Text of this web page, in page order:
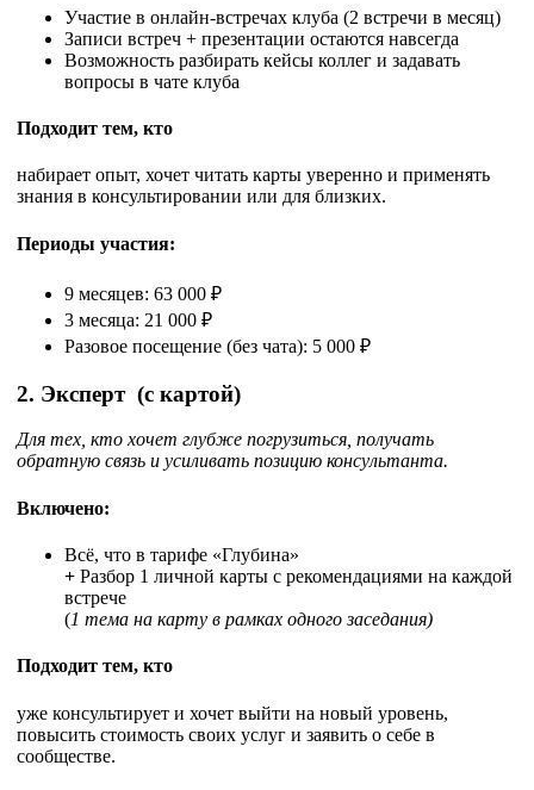
Участие в онлайн-встречах клуба (2 встречи в месяц)
Записи встреч + презентации остаются навсегда
Возможность разбирать кейсы коллег и задавать
вопросы в чате клуба
Подходит тем, кто
набирает опыт, хочет читать карты уверенно и применять
знания в консультировании или для близких.
Периоды участия:
9 месяцев: 63 000 ₽
3 месяца: 21 000 ₽
Разовое посещение (без чата): 5 000 ₽
2. Эксперт(с картой)
Для тех, кто хочет глубже погрузиться, получать
обратную связь и усиливать позицию консультанта.
Включено:
Всё, что в тарифе «Глубина»
+ Разбор 1 личной карты с рекомендациями на каждой
встрече
(1 тема на карту в рамках одного заседания)
Подходит тем, кто
уже консультирует и хочет выйти на новый уровень,
повысить стоимость своих услуг и заявить о себе в
сообществе.